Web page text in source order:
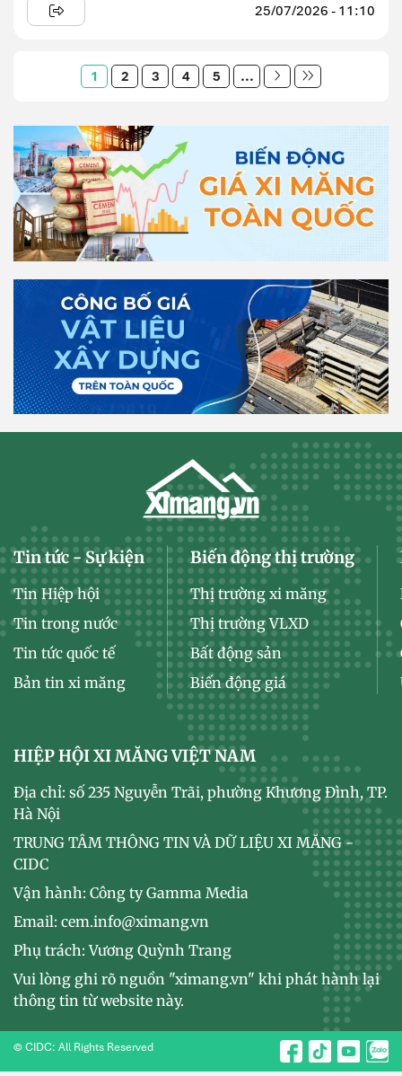
25/07/2026 - 11:10
1 2 3 4 5 ...
Tin tức - Sự kiện
Tin Hiệp hội
Tin trong nước
Tin tức quốc tế
Bản tin xi măng
Biến động thị trường
Thị trường xi măng
Thị trường VLXD
Bất động sản
Biến động giá
HIỆP HỘI XI MĂNG VIỆT NAM
Địa chỉ: số 235 Nguyễn Trãi, phường Khương Đình, TP.
Hà Nội
TRUNG TÂM THÔNG TIN VÀ DỮ LIỆU XI MĂNG -
CIDC
Vận hành: Công ty Gamma Media
Email: cem.info@ximang.vn
Phụ trách: Vương Quỳnh Trang
Vui lòng ghi rõ nguồn "ximang.vn" khi phát hành lại
thông tin từ website này.
© CIDC: All Rights Reserved